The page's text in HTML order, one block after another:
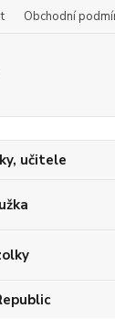
Obchodní
učitele